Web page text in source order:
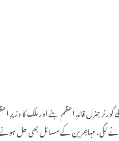
ہے سب مزے لے کر کھاتے ہیں پاکستان بھی رمضان میں بنا تھا”۔اس ملک کا سفر شروع
ہونے لگی، مہاجرین کے مسائل بھی حل